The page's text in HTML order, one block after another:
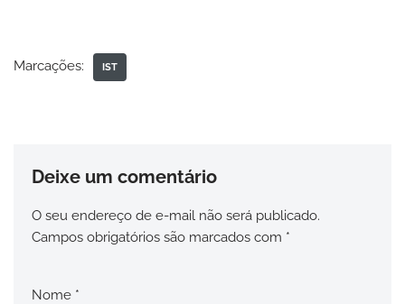
Marcações: IST
Deixe um comentário
O seu endereço de e-mail não será publicado.
Campos obrigatórios são marcados com *
Nome *